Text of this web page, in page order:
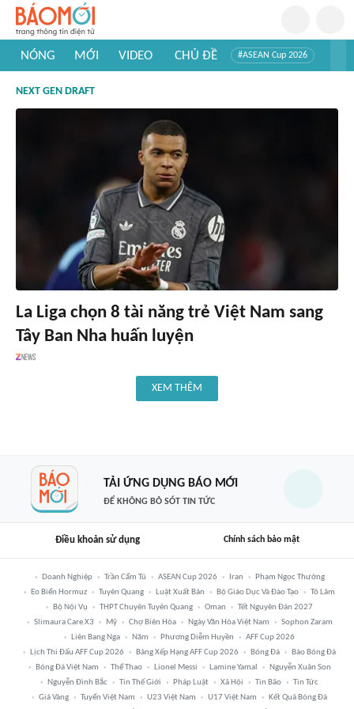
NÓNG MỚI VIDEO CHỦ ĐỀ #ASEAN Cup 2026
#Khám phá thế giới
NEXT GEN DRAFT
La Liga chọn 8 tài năng trẻ Việt Nam sang
Tây Ban Nha huấn luyện
XEM THÊM
TẢI ỨNG DỤNG BÁO MỚI
ĐỂ KHÔNG BỎ SÓT TIN TỨC
Điều khoản sử dụng Chính sách bảo mật
Doanh Nghiệp Trần Cẩm Tú ASEAN Cup 2026 Iran
Phạm Ngọc Thưởng
Eo Biển Hormuz
Tuyên Quang Luật Xuất Bản Bộ Giáo Dục Và Đào Tạo
Tô Lâm
Bộ Nội Vụ
THPT Chuyên Tuyên Quang Oman
Tết Nguyên Đán 2027
Slimaura Care X3
Mỹ Chợ Biên Hòa Ngày Văn Hóa Việt Nam
Sophon Zaram
Liên Bang Nga
Năm Phương Diễm Huyền
AFF Cup 2026
Lịch Thi Đấu AFF Cup 2026
Bảng Xếp Hạng AFF Cup 2026 Bóng Đá
Báo Bóng Đá
Bóng Đá Việt Nam
Thể Thao Lionel Messi Lamine Yamal
Nguyễn Xuân Son
Nguyễn Đình Bắc
Tin Thế Giới Pháp Luật Xã Hội Tin Bão
Tin Tức
Giá Vàng
Tuyển Việt Nam U23 Việt Nam U17 Việt Nam
Kết Quả Bóng Đá